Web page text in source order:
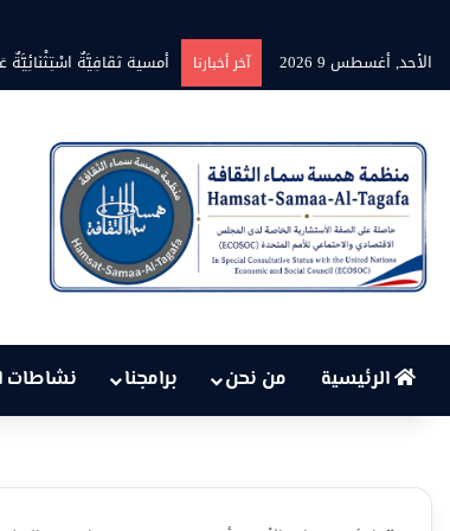
الأحد, أغسطس 9 2026
آخر أخبارنا
الرئيسية من نحن برامجنا نشاطات